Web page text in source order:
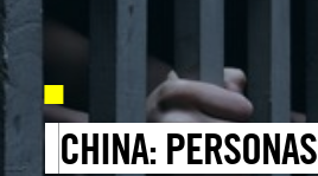
CHINA: PERSONAS